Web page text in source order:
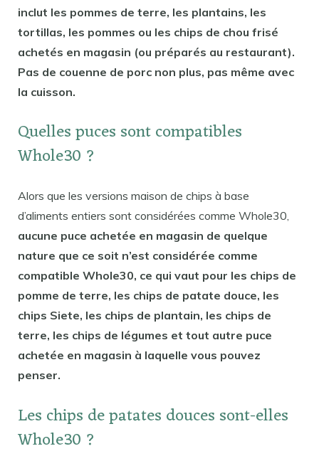
inclut les pommes de terre, les plantains, les
tortillas, les pommes ou les chips de chou frisé
achetés en magasin (ou préparés au restaurant).
Pas de couenne de porc non plus, pas même avec
la cuisson.
Quelles puces sont compatibles
Whole30 ?
Alors que les versions maison de chips à base
d’aliments entiers sont considérées comme Whole30,
aucune puce achetée en magasin de quelque
nature que ce soit n’est considérée comme
compatible Whole30, ce qui vaut pour les chips de
pomme de terre, les chips de patate douce, les
chips Siete, les chips de plantain, les chips de
terre, les chips de légumes et tout autre puce
achetée en magasin à laquelle vous pouvez
penser.
Les chips de patates douces sont-elles
Whole30 ?